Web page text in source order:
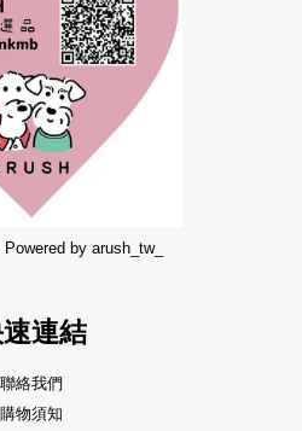
by arush_tw_
連結
聯絡我們
購物須知